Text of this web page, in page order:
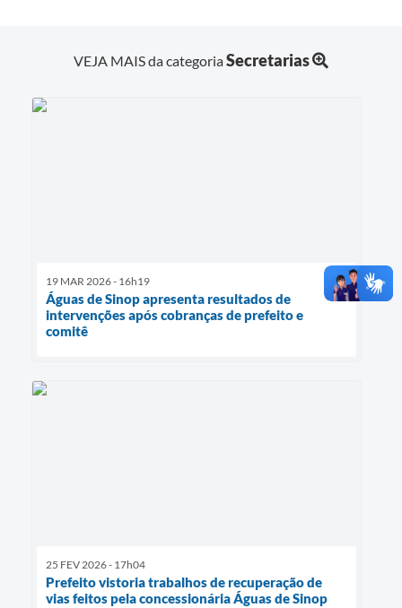
VEJA MAIS da categoriaSecretarias
19 MAR 2026 - 16h19
Águas de Sinop apresenta resultados de
intervenções após cobranças de prefeito e
comitê
25 FEV 2026 - 17h04
Prefeito vistoria trabalhos de recuperação de
vias feitos pela concessionária Águas de Sinop